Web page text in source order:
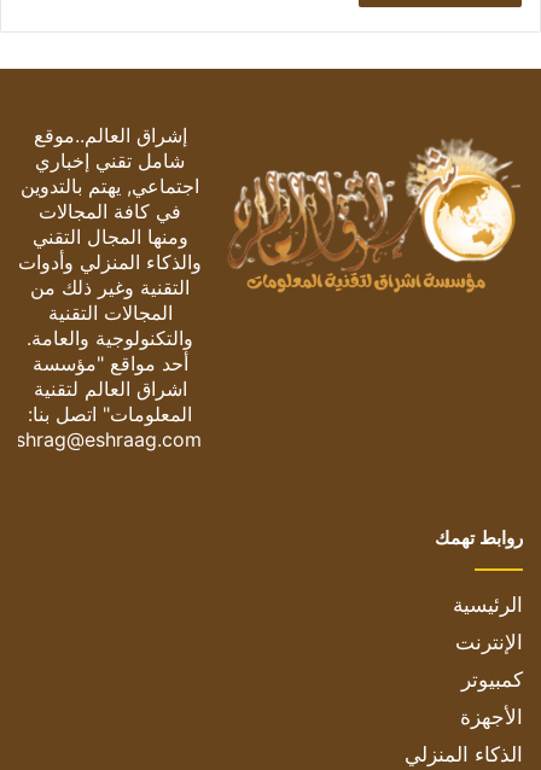
إشراق العالم..موقع
شامل تقني إخباري
اجتماعي, يهتم بالتدوين
في كافة المجالات
ومنها المجال التقني
والذكاء المنزلي وأدوات
التقنية وغير ذلك من
المجالات التقنية
والتكنولوجية والعامة.
أحد مواقع "مؤسسة
اشراق العالم لتقنية
المعلومات" اتصل بنا:
eshrag@eshraag.com
روابط تهمك
الرئيسية
الإنترنت
كمبيوتر
الأجهزة
الذكاء المنزلي